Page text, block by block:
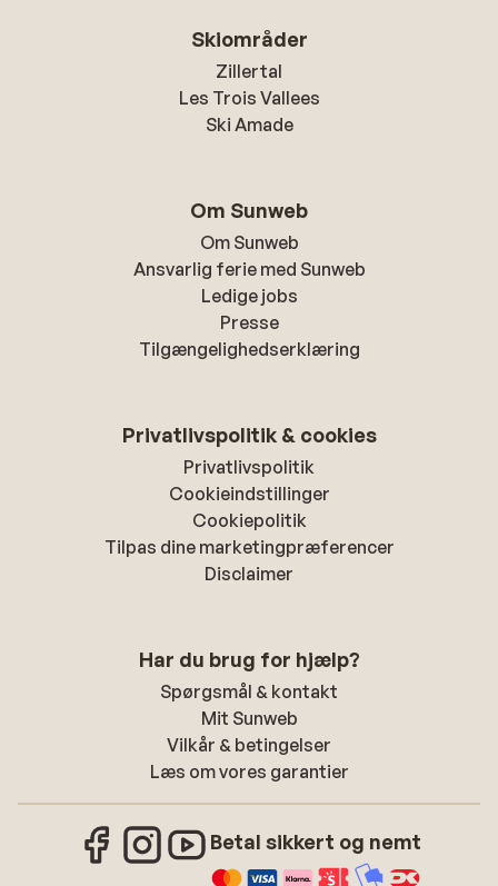
Skiområder
Zillertal
Les Trois Vallees
Ski Amade
Om Sunweb
Om Sunweb
Ansvarlig ferie med Sunweb
Ledige jobs
Presse
Tilgængelighedserklæring
Privatlivspolitik & cookies
Privatlivspolitik
Cookieindstillinger
Cookiepolitik
Tilpas dine marketingpræferencer
Disclaimer
Har du brug for hjælp?
Spørgsmål & kontakt
Mit Sunweb
Vilkår & betingelser
Læs om vores garantier
Betal sikkert og nemt